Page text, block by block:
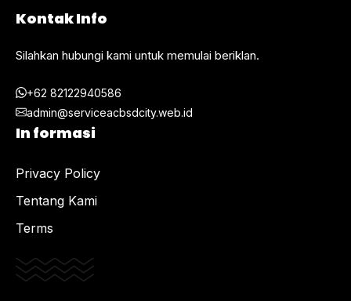
Kontak Info
Silahkan hubungi kami untuk memulai beriklan.
+62 82122940586
admin@serviceacbsdcity.web.id
In formasi
Privacy Policy
Tentang Kami
Terms